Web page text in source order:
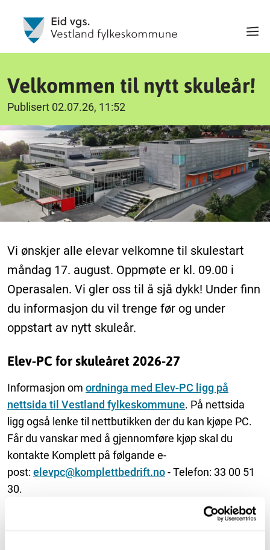
Velkommen til nytt skuleår!
Publisert 02.07.26, 11:52
Vi ønskjer alle elevar velkomne til skulestart
måndag 17. august. Oppmøte er kl. 09.00 i
Operasalen. Vi gler oss til å sjå dykk! Under finn
du informasjon du vil trenge før og under
oppstart av nytt skuleår.
Elev-PC for skuleåret 2026-27
Informasjon om ordninga med Elev-PC ligg på
nettsida til Vestland fylkeskommune. På nettsida
ligg også lenke til nettbutikken der du kan kjøpe PC.
Får du vanskar med å gjennomføre kjøp skal du
kontakte Komplett på følgande e-
post: elevpc@komplettbedrift.no- Telefon: 33 00 51
30.
Skjema som skal fyllast ut